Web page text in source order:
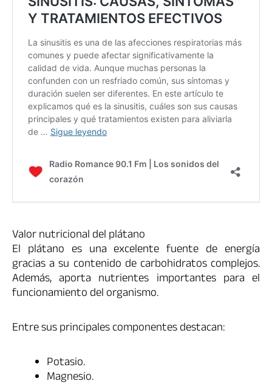
Valor nutricional del plátano
El plátano es una excelente fuente de energía
gracias a su contenido de carbohidratos complejos.
Además, aporta nutrientes importantes para el
funcionamiento del organismo.
Entre sus principales componentes destacan:
Potasio.
Magnesio.